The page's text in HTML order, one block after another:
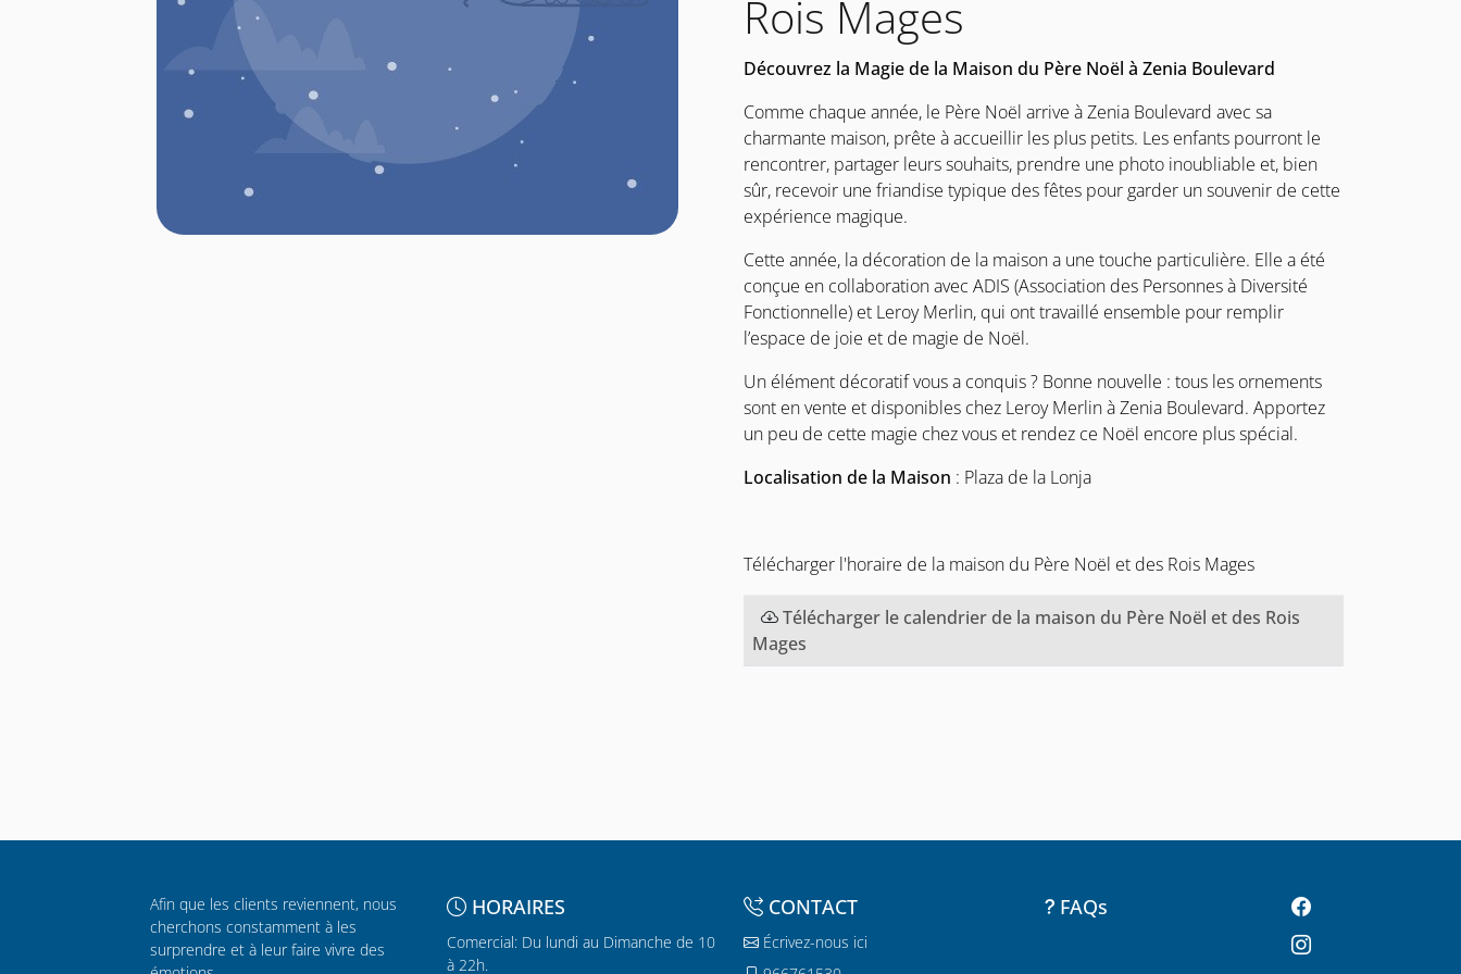
Rois Mages
Découvrez la Magie de la Maison du Père Noël à Zenia Boulevard
Comme chaque année, le Père Noël arrive à Zenia Boulevard avec sa
charmante maison, prête à accueillir les plus petits. Les enfants pourront le
rencontrer, partager leurs souhaits, prendre une photo inoubliable et, bien
sûr, recevoir une friandise typique des fêtes pour garder un souvenir de cette
expérience magique.
Cette année, la décoration de la maison a une touche particulière. Elle a été
conçue en collaboration avec ADIS (Association des Personnes à Diversité
Fonctionnelle) et Leroy Merlin, qui ont travaillé ensemble pour remplir
l’espace de joie et de magie de Noël.
Un élément décoratif vous a conquis ? Bonne nouvelle : tous les ornements
sont en vente et disponibles chez Leroy Merlin à Zenia Boulevard. Apportez
un peu de cette magie chez vous et rendez ce Noël encore plus spécial.
Localisation de la Maison : Plaza de la Lonja
Télécharger l'horaire de la maison du Père Noël et des Rois Mages
Télécharger le calendrier de la maison du Père Noël et des Rois
Mages
Afin que les clients reviennent, nous
cherchons constamment à les
surprendre et à leur faire vivre des
HORAIRES
Comercial: Du lundi au Dimanche de 10
à 22h.
CONTACT
Écrivez-nous ici
FAQs